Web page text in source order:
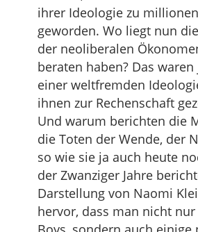
ihrer Ideologie zu
geworden. Wo liegt nun
der neoliberalen
beraten haben? Das
einer weltfremden
ihnen zur Rechenschaft
Und warum berichten die
die Toten der Wende, der
so wie sie ja auch heute
der Zwanziger Jahre
Darstellung von Naomi
hervor, dass man nicht nur